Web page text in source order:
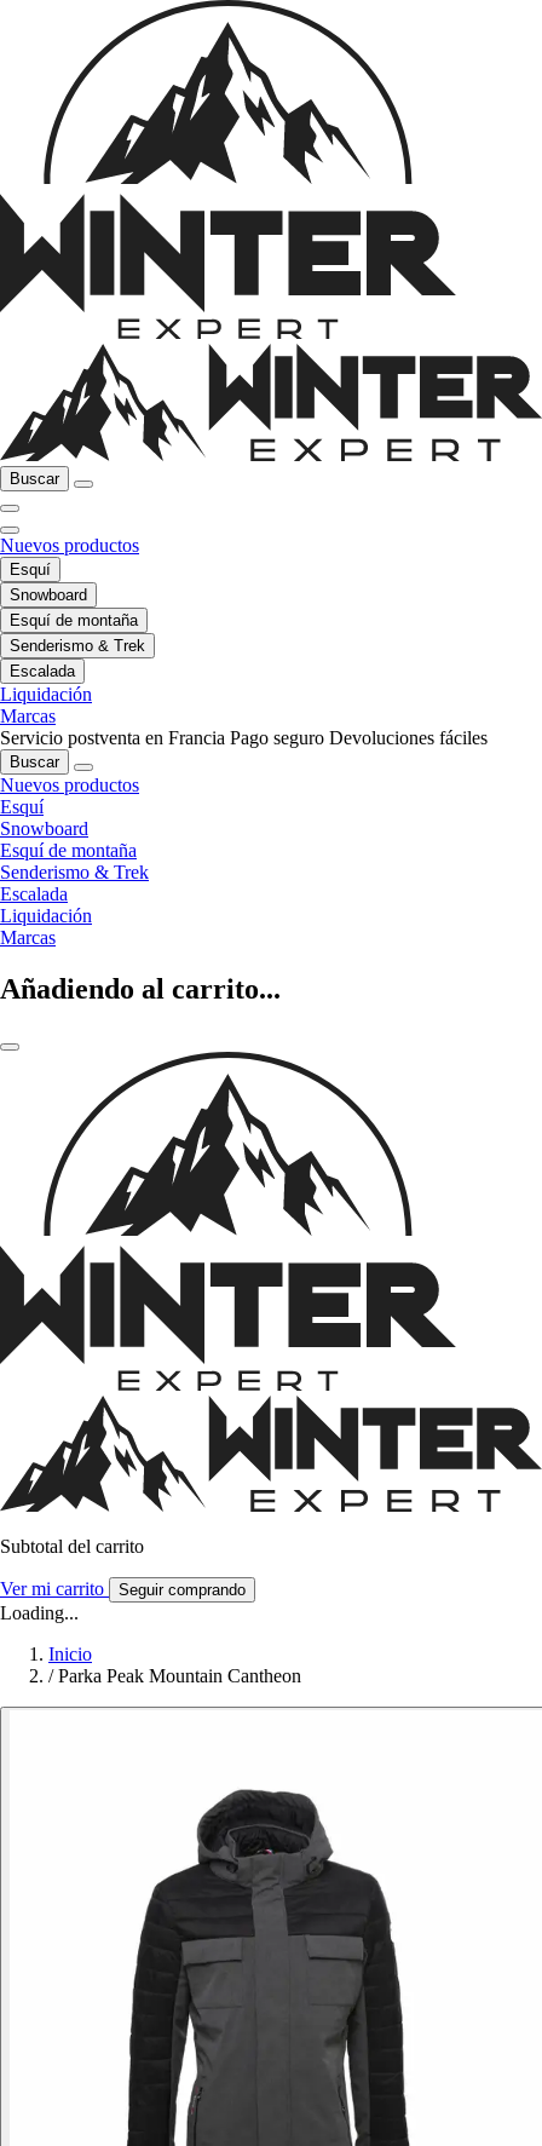
Buscar
Nuevos productos
Esquí
Snowboard
Esquí de montaña
Senderismo & Trek
Escalada
Liquidación
Marcas
Servicio postventa en Francia Pago seguro Devoluciones fáciles
Buscar
Nuevos productos
Esquí
Snowboard
Esquí de montaña
Senderismo & Trek
Escalada
Liquidación
Marcas
Añadiendo al carrito...
Subtotal del carrito
Ver mi carrito Seguir comprando
Loading...
Inicio
/ Parka Peak Mountain Cantheon